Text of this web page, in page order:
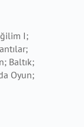
I;
Baltık;
Oyun;